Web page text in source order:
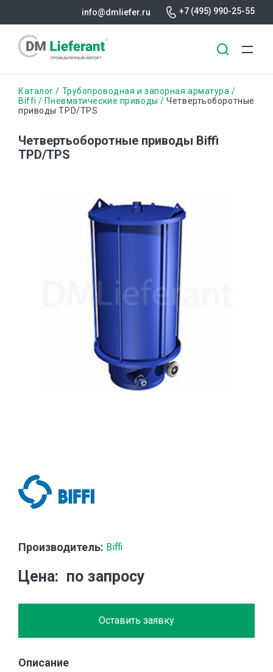
основному
info@dmliefer.ru +7 (495) 990-25-55
Строка
навигации
Каталог
Трубопроводная и запорная арматура
Biffi
Пневматические приводы
Четвертьоборотные
приводы TPD/TPS
Четвертьоборотные приводы Biffi
TPD/TPS
Производитель: Biffi
Цена по запросу
Оставить заявку
Описание